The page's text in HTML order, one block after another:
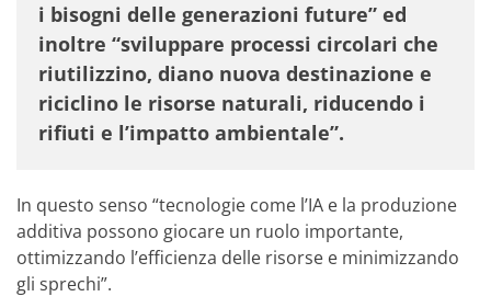
i bisogni delle generazioni future” ed
inoltre “sviluppare processi circolari che
riutilizzino, diano nuova destinazione e
riciclino le risorse naturali, riducendo i
rifiuti e l’impatto ambientale”.
In questo senso “tecnologie come l’IA e la produzione
additiva possono giocare un ruolo importante,
ottimizzando l’efficienza delle risorse e minimizzando
gli sprechi”.